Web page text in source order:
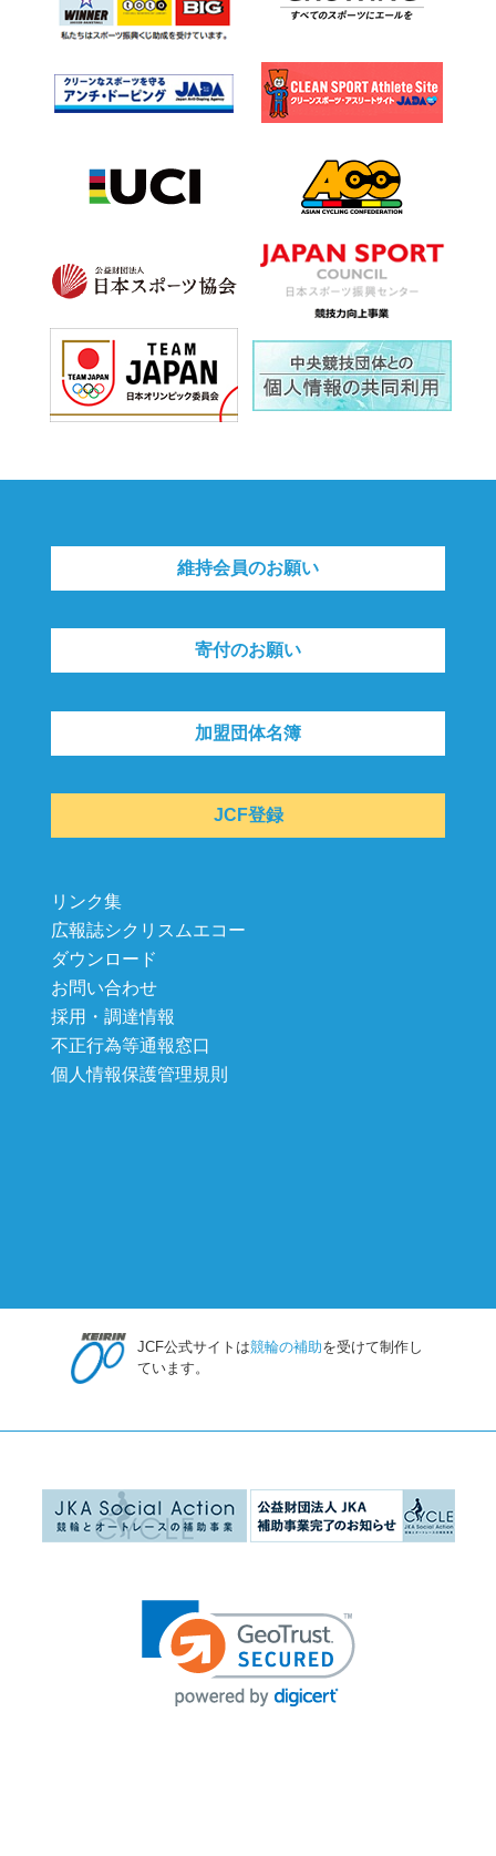
維持会員のお願い
寄付のお願い
加盟団体名簿
JCF登録
リンク集
広報誌シクリスムエコー
ダウンロード
お問い合わせ
採用・調達情報
不正行為等通報窓口
個人情報保護管理規則
JCF公式サイトは競輪の補助を受けて制作し
ています。